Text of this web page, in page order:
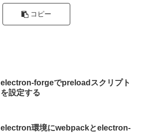
コピー
electron-forgeでpreloadスクリプト
を設定する
electron環境にwebpackとelectron-